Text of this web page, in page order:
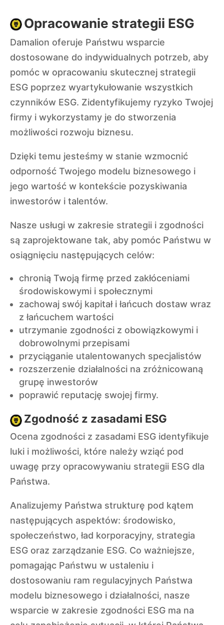
Opracowanie strategii ESG
Damalion oferuje Państwu wsparcie
dostosowane do indywidualnych potrzeb, aby
pomóc w opracowaniu skutecznej strategii
ESG poprzez wyartykułowanie wszystkich
czynników ESG. Zidentyfikujemy ryzyko Twojej
firmy i wykorzystamy je do stworzenia
możliwości rozwoju biznesu.
Dzięki temu jesteśmy w stanie wzmocnić
odporność Twojego modelu biznesowego i
jego wartość w kontekście pozyskiwania
inwestorów i talentów.
Nasze usługi w zakresie strategii i zgodności
są zaprojektowane tak, aby pomóc Państwu w
osiągnięciu następujących celów:
chronią Twoją firmę przed zakłóceniami
środowiskowymi i społecznymi
zachowaj swój kapitał i łańcuch dostaw wraz
z łańcuchem wartości
utrzymanie zgodności z obowiązkowymi i
dobrowolnymi przepisami
przyciąganie utalentowanych specjalistów
rozszerzenie działalności na zróżnicowaną
grupę inwestorów
poprawić reputację swojej firmy.
Zgodność z zasadami ESG
Ocena zgodności z zasadami ESG identyfikuje
luki i możliwości, które należy wziąć pod
uwagę przy opracowywaniu strategii ESG dla
Państwa.
Analizujemy Państwa strukturę pod kątem
następujących aspektów: środowisko,
społeczeństwo, ład korporacyjny, strategia
ESG oraz zarządzanie ESG. Co ważniejsze,
pomagając Państwu w ustaleniu i
dostosowaniu ram regulacyjnych Państwa
modelu biznesowego i działalności, nasze
wsparcie w zakresie zgodności ESG ma na